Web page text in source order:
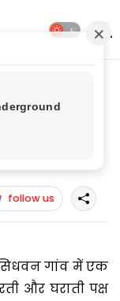
से रोकने पर भड़के
भड़के
दोनों पक्ष
follow us
सिधवन गांव में एक
और घराती पक्ष